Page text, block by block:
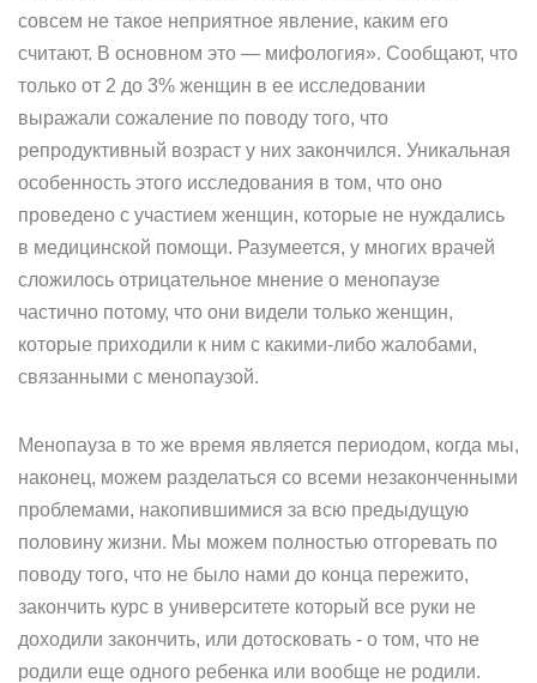
совсем не такое неприятное явление, каким его
считают. В основном это — мифология». Сообщают, что
только от 2 до 3% женщин в ее исследовании
выражали сожаление по поводу того, что
репродуктивный возраст у них закончился. Уникальная
особенность этого исследования в том, что оно
проведено с участием женщин, которые не нуждались
в медицинской помощи. Разумеется, у многих врачей
сложилось отрицательное мнение о менопаузе
частично потому, что они видели только женщин,
которые приходили к ним с какими-либо жалобами,
связанными с менопаузой.
Менопауза в то же время является периодом, когда мы,
наконец, можем разделаться со всеми незаконченными
проблемами, накопившимися за всю предыдущую
половину жизни. Мы можем полностью отгоревать по
поводу того, что не было нами до конца пережито,
закончить курс в университете который все руки не
доходили закончить, или дотосковать - о том, что не
родили еще одного ребенка или вообще не родили.